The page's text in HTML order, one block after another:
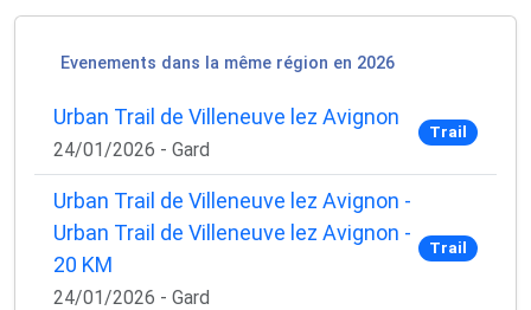
Evenements dans la même région en 2026
Urban Trail de Villeneuve lez Avignon
24/01/2026 - Gard
Trail
Urban Trail de Villeneuve lez Avignon -
Urban Trail de Villeneuve lez Avignon -
20 KM
24/01/2026 - Gard
Trail